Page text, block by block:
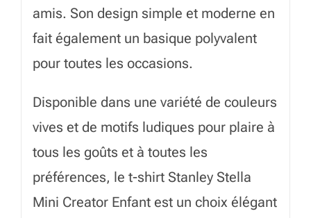
amis. Son design simple et moderne en
fait également un basique polyvalent
pour toutes les occasions.
Disponible dans une variété de couleurs
vives et de motifs ludiques pour plaire à
tous les goûts et à toutes les
préférences, le t-shirt Stanley Stella
Mini Creator Enfant est un choix élégant